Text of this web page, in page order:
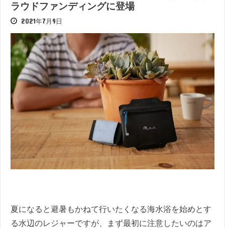
ラウドファンディングに登場
2021年7月9日
夏になると避暑もかねて行いたくなる海水浴を始めとす
る水辺のレジャーですが、まず最初に注意したいのはア